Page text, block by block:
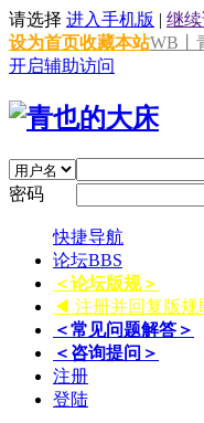
请选择 进入手机版 | 继
设为首页收藏本站WB丨
开启辅助访问
密码
快捷导航
论坛BBS
＜论坛版规＞
◀ 注册并回复版规
＜常见问题解答＞
＜咨询提问＞
注册
登陆